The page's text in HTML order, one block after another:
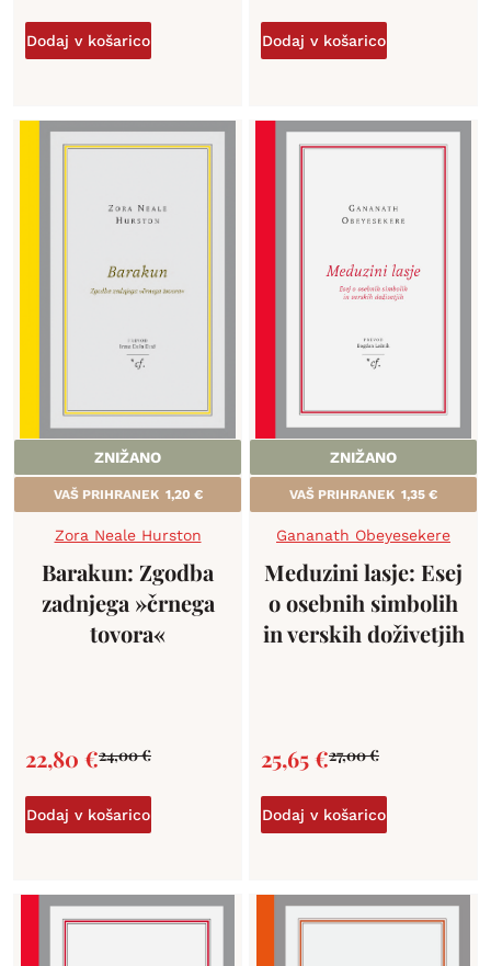
Dodaj v košarico Dodaj v košarico
ZNIŽANO
VAŠ PRIHRANEK 1,20 €
Zora Neale Hurston
Barakun: Zgodba
zadnjega »črnega
tovora«
24,00€
22,80 €
Dodaj v košarico
ZNIŽANO
VAŠ PRIHRANEK 1,35 €
Gananath Obeyesekere
Meduzini lasje: Esej
o osebnih simbolih
in verskih doživetjih
27,00€
25,65€
Dodaj v košarico